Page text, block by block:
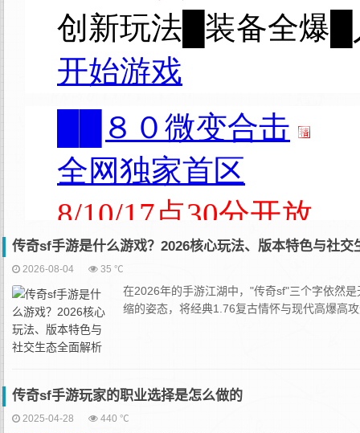
传奇sf手游是什么游戏？2026核心玩法、版本特色与社交
2026-08-04 35 ℃
在2026年的手游江湖中，"传奇sf"三个字依然
缩的姿态，将经典1.76复古情怀与现代高爆高
传奇sf手游玩家的职业选择是怎么做的
2025-04-28 440 ℃